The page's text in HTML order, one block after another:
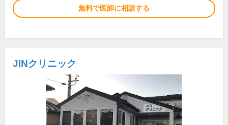
無料で医師に相談する
JINクリニック